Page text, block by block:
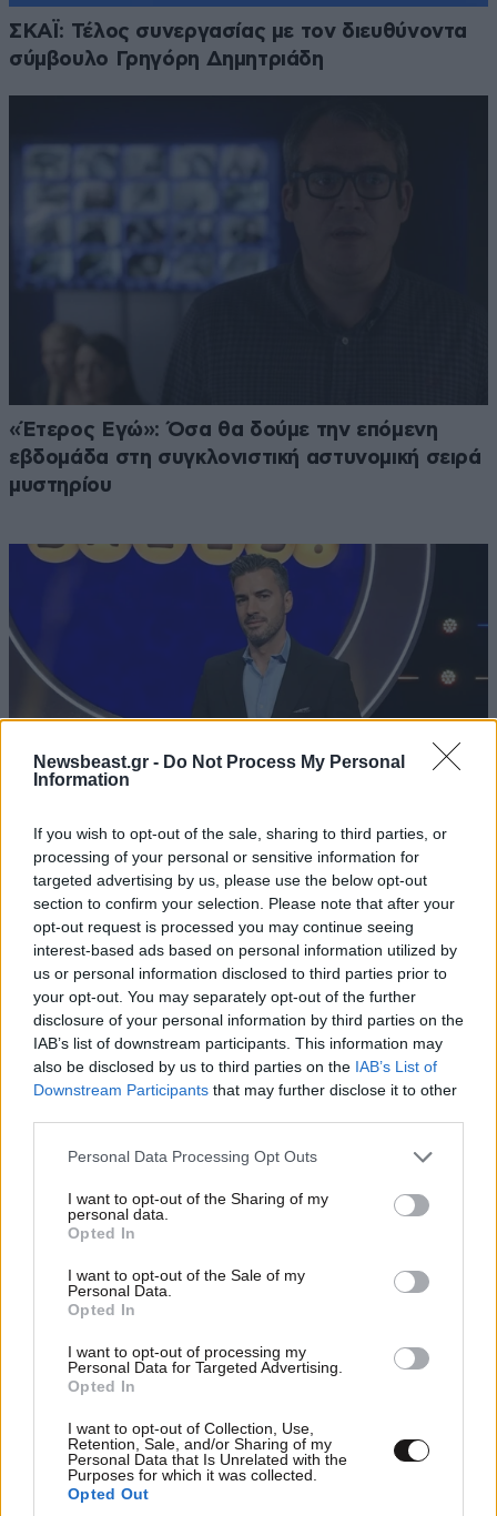
Newsbeast.gr - Do Not Process My Personal
Information
If you wish to opt-out of the sale, sharing to third parties, or
processing of your personal or sensitive information for
targeted advertising by us, please use the below opt-out
section to confirm your selection. Please note that after your
opt-out request is processed you may continue seeing
interest-based ads based on personal information utilized by
us or personal information disclosed to third parties prior to
your opt-out. You may separately opt-out of the further
disclosure of your personal information by third parties on the
IAB’s list of downstream participants. This information may
also be disclosed by us to third parties on the IAB’s List of
Downstream Participants that may further disclose it to other
Please note that this website/app uses one or more Google
not limited to your visit or usage behaviour. You may click to
grant or deny consent to Google and its third-party tags to
use your data for below specified purposes in below Google
consent section.
Personal Data Processing Opt Outs
I want to opt-out of the Sharing of my
personal data.
Opted In
I want to opt-out of the Sale of my
Personal Data.
Opted In
I want to opt-out of processing my
Personal Data for Targeted Advertising.
Opted In
I want to opt-out of Collection, Use,
Retention, Sale, and/or Sharing of my
Personal Data that Is Unrelated with the
Purposes for which it was collected.
Opted Out
ΣΚΑΪ: Τέλος συνεργασίας με τον διευθύνοντα
σύμβουλο Γρηγόρη Δημητριάδη
«Έτερος Εγώ»: Όσα θα δούμε την επόμενη
εβδομάδα στη συγκλονιστική αστυνομική σειρά
μυστηρίου
«The Quiz with Balls»: Η ανακοίνωση του ΣΚΑΪ
για το νέο τηλεπαιχνίδι με τον Γιάννη
Τσιμιτσέλη
«Stars System»: Η ανακοίνωση του STAR για
Ακολουθήστε τοNEWSBEASTστοGoogle News
και μάθετε πρώτοι όλες τις ειδήσεις